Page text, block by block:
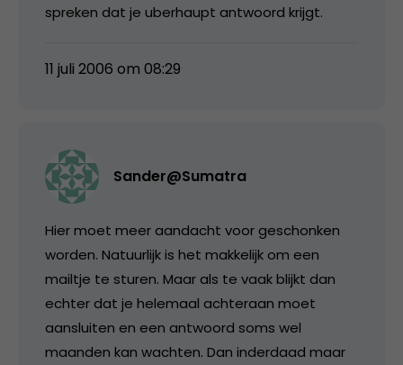
spreken dat je uberhaupt antwoord krijgt.
11 juli 2006 om 08:29
Sander@Sumatra
Hier moet meer aandacht voor geschonken
worden. Natuurlijk is het makkelijk om een
mailtje te sturen. Maar als te vaak blijkt dan
echter dat je helemaal achteraan moet
aansluiten en een antwoord soms wel
maanden kan wachten. Dan inderdaad maar